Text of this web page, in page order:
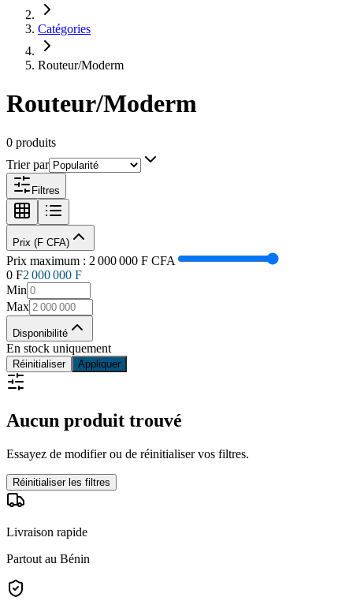
Catégories
Routeur/Moderm
Routeur/Moderm
0 produits
Trier par
Filtres
Prix (F CFA)
Prix maximum : 2 000 000 F CFA
0 F2 000 000 F
Min
Max
Disponibilité
En stock uniquement
Réinitialiser Appliquer
Aucun produit trouvé
Essayez de modifier ou de réinitialiser vos filtres.
Réinitialiser les filtres
Livraison rapide
Partout au Bénin